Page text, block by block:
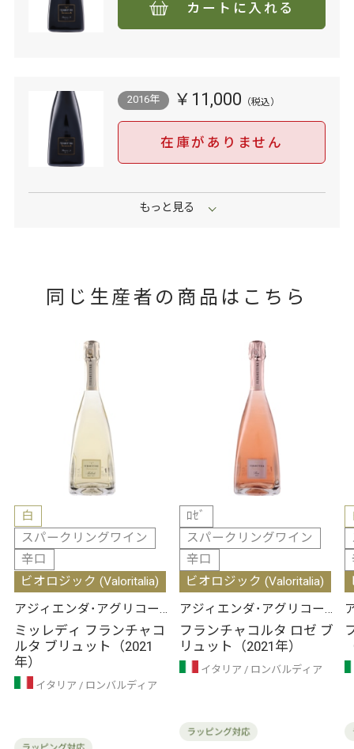
カートに入れる
2016年 ￥11,000
在庫がありません
同じ生産者の商品はこちら
白
スパークリングワイン
辛口
ビオロジック (Valoritalia)
アジィエンダ･アグリコー
ラ･フェルゲッティーナ
ミッレディ フランチャコ
ルタ ブリュット（2021
年）
イタリア ロンバルディア
ﾛｾﾞ
スパークリングワイン
辛口
ビオロジック (Valoritalia)
アジィエンダ･アグリコー
ラ･フェルゲッティーナ
フランチャコルタ ロゼ ブ
リュット（2021年）
イタリア ロンバルディア